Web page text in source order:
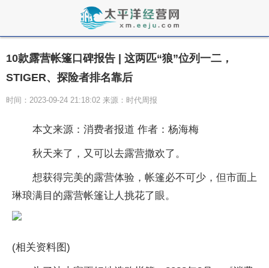
10款露营帐篷口碑报告 | 这两匹“狼”位列一二，
STIGER、探险者排名靠后
时间：2023-09-24 21:18:02 来源：时代周报
本文来源：消费者报道 作者：杨海梅
秋天来了，又可以去露营撒欢了。
想获得完美的露营体验，帐篷必不可少，但市面上
琳琅满目的露营帐篷让人挑花了眼。
(相关资料图)